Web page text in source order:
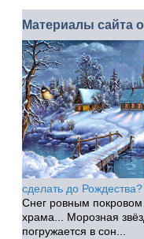
Материалы сайта
сделать до Рождества?
Снег ровным
храма... Морозная
погружается в сон...